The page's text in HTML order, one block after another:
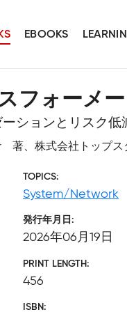
EBOOKS
フォーメ
ションとリスク低
著、株式会社トップ
TOPICS
System/Network
発行年月日
2026年06月19日
PRINT LENGTH
456
ISBN